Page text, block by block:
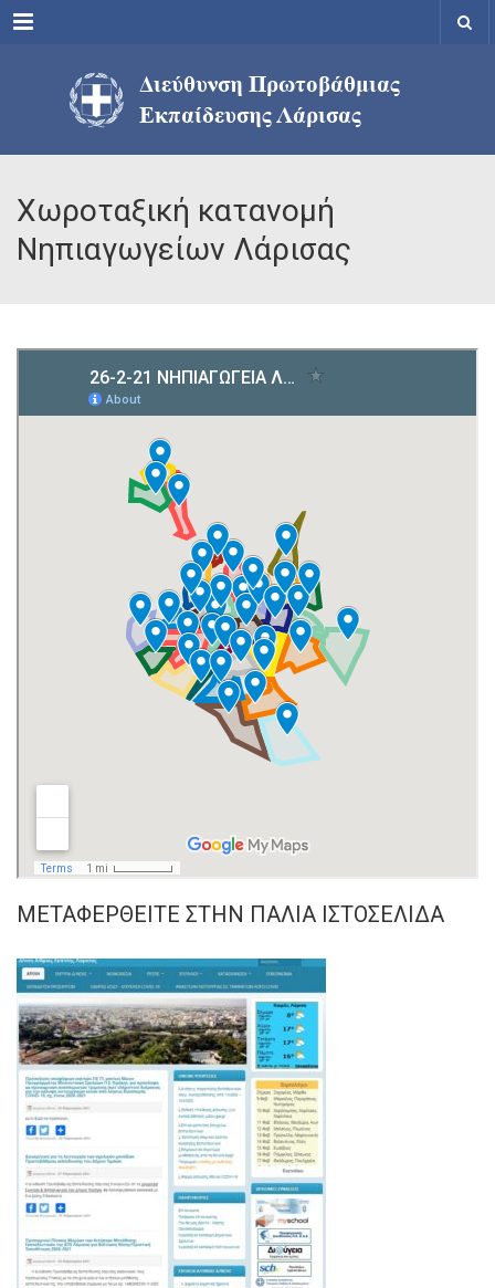
Menu
Χωροταξική κατανομή
Νηπιαγωγείων Λάρισας
ΜΕΤΑΦΕΡΘΕΊΤΕ ΣΤΗΝ ΠΑΛΙΆ ΙΣΤΟΣΕΛΊΔΑ